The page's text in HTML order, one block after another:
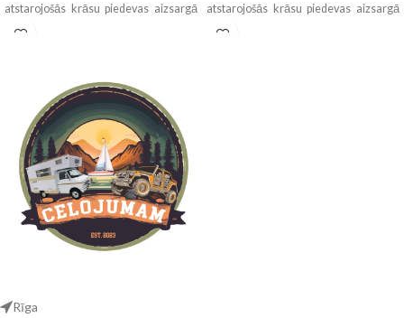
atstarojošās krāsu piedevas aizsargā
dzesētāju, cīnoties pret dzeltenās
ir nerūsējošā tērauda eņģes, lai
izvairītos no rūsas, kad tos vedat
nākamajā braucienā ar laivu.
Apvienojumā ar visām Coleman
Xtreme™ dzesēšanas īpašībām šie
dzesētāji ir lieliski piemēroti āra,
zvejniekiem vai dienai pludmalē!
atstarojošās krāsu piedevas aizsargā
dzesētāju, cīnoties pret dzeltenās
Rīga